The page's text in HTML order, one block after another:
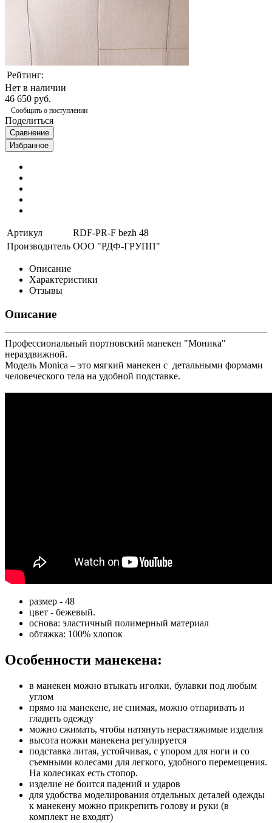
Рейтинг:
Нет в наличии
46 650 руб.
Сообщить о поступлении
Поделиться
Сравнение
Избранное
Артикул
RDF-PR-F bezh 48
Производитель ООО "РДФ-ГРУПП"
Описание
Характеристики
Отзывы
Описание
Профессиональный портновский манекен "Моника"
нераздвижной.
Модель Monica – это мягкий манекен с детальными формами
человеческого тела на удобной подставке.
размер - 48
цвет - бежевый.
основа: эластичный полимерный материал
обтяжка: 100% хлопок
Особенности манекена:
в манекен можно втыкать иголки, булавки под любым
углом
прямо на манекене, не снимая, можно отпаривать и
гладить одежду
можно сжимать, чтобы натянуть нерастяжимые изделия
высота ножки манекена регулируется
подставка литая, устойчивая, с упором для ноги и со
съемными колесами для легкого, удобного перемещения.
На колесиках есть стопор.
изделие не боится падений и ударов
для удобства моделирования отдельных деталей одежды
к манекену можно прикрепить голову и руки (в
комплект не входят)